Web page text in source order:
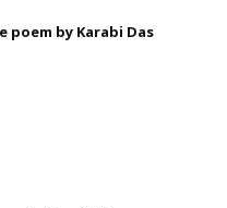
poem by Karabi Das